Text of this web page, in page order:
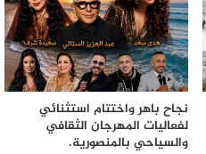
نجاح باهر واختتام استثنائي
لفعاليات المهرجان الثقافي
والسياحي بالمنصورية.